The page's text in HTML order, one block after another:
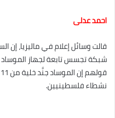
احمد عدلى
قالت وسائل إعلام في ماليزيا،
شبكة تجسس تابعة لجهاز
نشطاء فلسطينيين.